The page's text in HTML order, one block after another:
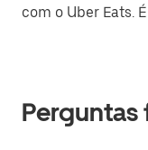
com o Uber Eats.